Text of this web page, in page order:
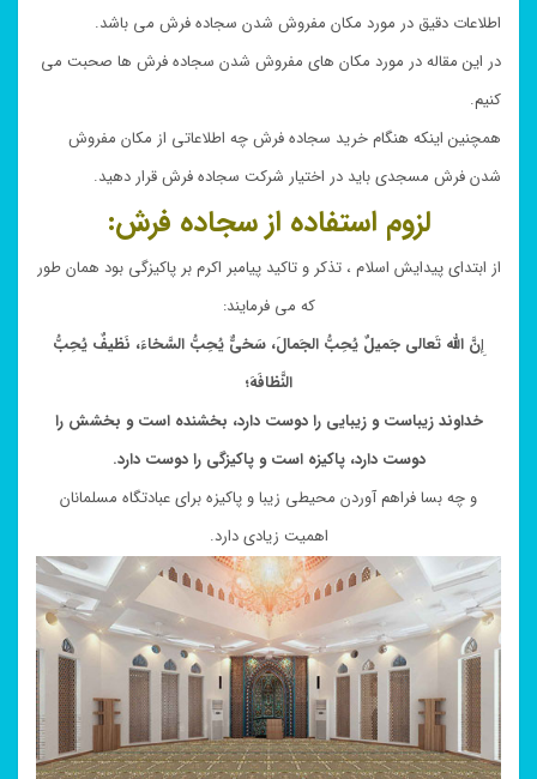
اطلاعات دقیق در مورد مکان مفروش شدن سجاده فرش می باشد.
در این مقاله در مورد مکان های مفروش شدن سجاده فرش ها صحبت می
کنیم.
همچنین اینکه هنگام خرید سجاده فرش چه اطلاعاتی از مکان مفروش
شدن فرش مسجدی باید در اختیار شرکت سجاده فرش قرار دهید.
لزوم استفاده از سجاده فرش:
از ابتدای پیدایش اسلام ، تذکر و تاکید پیامبر اکرم بر پاکیزگی بود همان طور
که می فرمایند:
إِنَّ اللّه تَعالى جَمیلٌ یُحِبُّ الجَمالَ، سَخىٌّ یُحِبُّ السَّخاءَ، نَظیفٌ یُحِبُّ
النَّظافَهَ؛
خداوند زیباست و زیبایى را دوست دارد، بخشنده است و بخشش را
دوست دارد، پاکیزه است و پاکیزگى را دوست دارد.
و چه بسا فراهم آوردن محیطی زیبا و پاکیزه برای عبادتگاه مسلمانان
اهمیت زیادی دارد.